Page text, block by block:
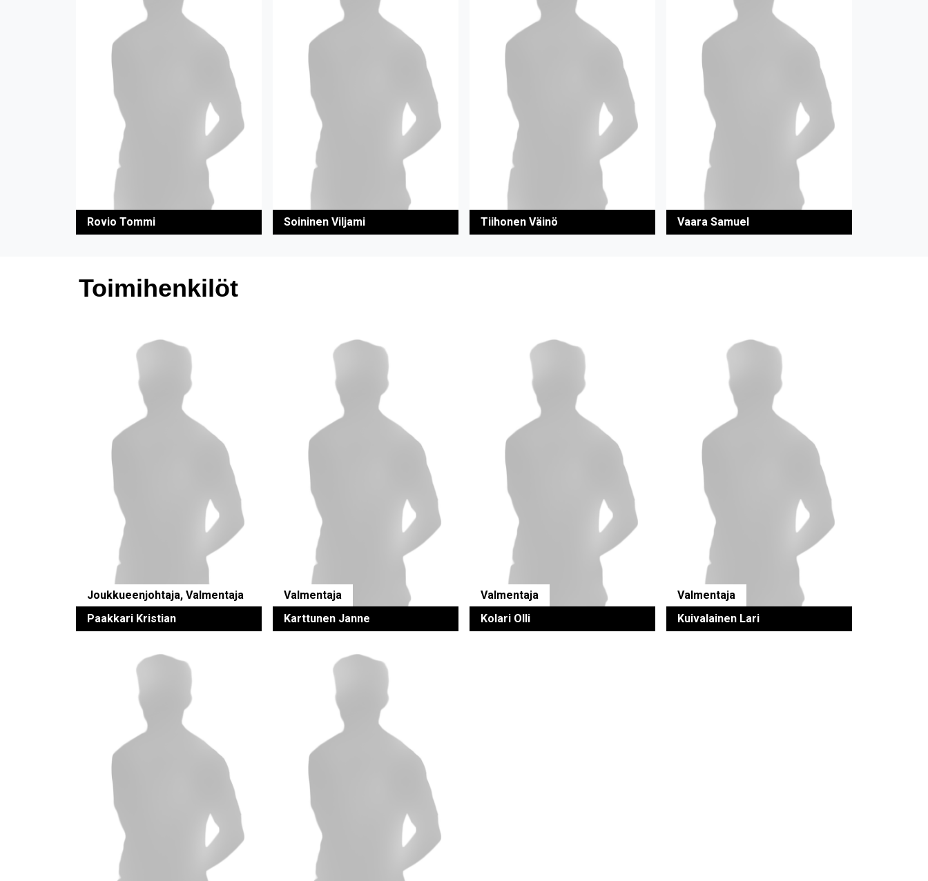
Rovio Tommi Soininen Viljami Tiihonen Väinö Vaara Samuel
Toimihenkilöt
Joukkueenjohtaja, Valmentaja
Paakkari Kristian
Valmentaja
Karttunen Janne
Valmentaja
Kolari Olli
Valmentaja
Kuivalainen Lari